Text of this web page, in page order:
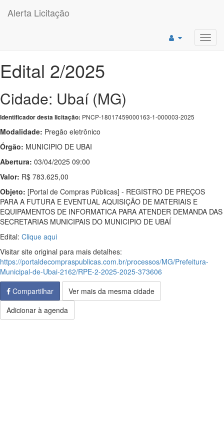
Alerta Licitação
Edital 2/2025
Cidade: Ubaí (MG)
Identificador desta licitação: PNCP-18017459000163-1-000003-2025
Modalidade: Pregão eletrônico
Órgão: MUNICIPIO DE UBAI
Abertura: 03/04/2025 09:00
Valor: R$ 783.625,00
Objeto: [Portal de Compras Públicas] - REGISTRO DE PREÇOS
PARA A FUTURA E EVENTUAL AQUISIÇÃO DE MATERIAIS E
EQUIPAMENTOS DE INFORMATICA PARA ATENDER DEMANDA DAS
SECRETARIAS MUNICIPAIS DO MUNICIPIO DE UBAÍ
Edital: Clique aqui
Visitar site original para mais detalhes:
https://portaldecompraspublicas.com.br/processos/MG/Prefeitura-
Municipal-de-Ubai-2162/RPE-2-2025-2025-373606
Compartilhar
Ver mais da mesma cidade
Adicionar à agenda